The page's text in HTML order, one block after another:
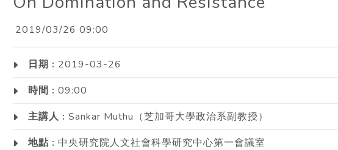
2019/03/26 09:00
日期 : 2019-03-26
時間 : 09:00
主講人 : Sankar Muthu（芝加哥大學政治系副教授）
地點 : 中央研究院人文社會科學研究中心第一會議室